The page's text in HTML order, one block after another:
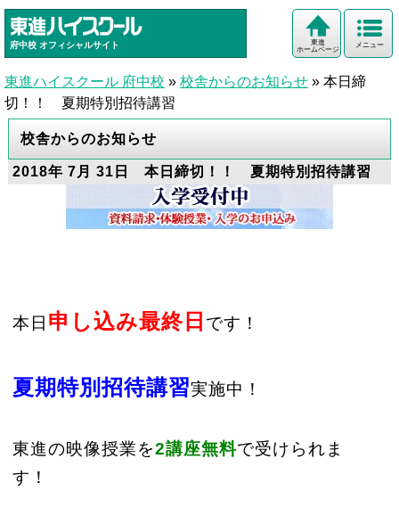
府中校 オフィシャルサイト メニュー
東進
ホームページ
東進ハイスクール 府中校 » 校舎からのお知らせ » 本日締
切！！ 夏期特別招待講習
校舎からのお知らせ
2018年 7月 31日 本日締切！！ 夏期特別招待講習
本日 申し込み最終日 です！
夏期特別招待講習実施中！
東進の映像授業を2講座無料で受けられま
す！